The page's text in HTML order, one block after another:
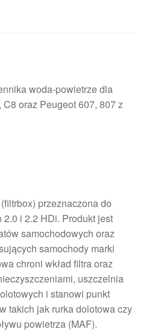
woda-powietrze dla
oraz Peugeot 607, 807 z
przeznaczona do
i 2.2 HDi. Produkt jest
samochodowych oraz
samochody marki
chroni wkład filtra oraz
uszczelnia
i stanowi punkt
takich jak rurka dolotowa czy
powietrza (MAF).